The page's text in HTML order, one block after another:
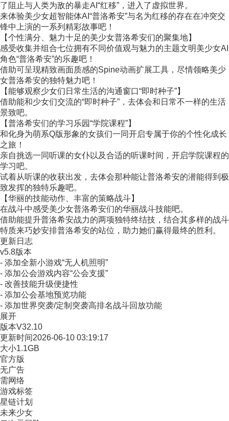
了阻止与人类为敌的暴走AI“红移”，进入了虚拟世界。
来体验美少女超智能体AI“普洛希安”与名为红移的存在在冲突交
锋中上演的一系列精彩故事吧！
【个性满分、魅力十足的美少女普洛希安们的聚集地】
感受收集并组合七位拥有不同价值观与魅力的主题文明美少女AI
角色“普洛希安”的乐趣吧！
借助可呈现精致画面质感的Spine动画扩展工具，尽情领略美少
女普洛希安的独特魅力吧！
【能够观察少女们日常生活的沟通窗口“即时种子”】
借助能和少女们交流的“即时种子”，去体会和日常不一样的生活
景致吧。
【普洛希安们的学习乐园“学院课程”】
和化身为萌系Q版形象的女孩们一同开启专属于你的个性化成长
之旅！
亲自挑选一同听课的女仆以及合适的听课时间，开启学院课程的
学习吧。
试着从听课的收获出发，去体会那种能让普洛希安的潜能得到极
致发挥的独特乐趣吧。
【华丽的技能动作、丰富的策略战斗】
在战斗中感受美少女普洛希安们的华丽战斗技能吧。
借助能提升普洛希安战力的两项独特终结技，结合其多样的战斗
特质来巧妙安排普洛希安的站位，助力她们赢得最终的胜利。
更新日志
v5.8版本
- 添加全新小游戏“无人机照明”
- 添加公会游戏内容“公会支援”
- 改善技能升级便捷性
- 添加公会基地预览功能
- 添加世界突袭/定制突袭高排名战斗回放功能
展开
版本V32.10
更新时间2026-06-10 03:19:17
大小1.1GB
官方版
无广告
需网络
游戏标签
星链计划
未来少女